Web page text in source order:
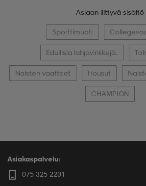
Asiaan liittyvä sisältö
Sporttimuoti
Edullisia lahjavinkkejä.
Naisten vaatteet Housut
CHAMPION
Asiakaspalvelu:
075 325 2201